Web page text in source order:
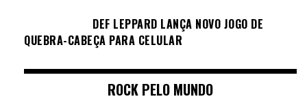
DEF LEPPARD LANÇA NOVO JOGO DE
QUEBRA-CABEÇA PARA CELULAR
ROCK PELO MUNDO